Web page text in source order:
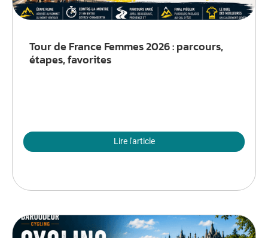
Tour de France Femmes 2026 : parcours,
étapes, favorites
Lire l'article